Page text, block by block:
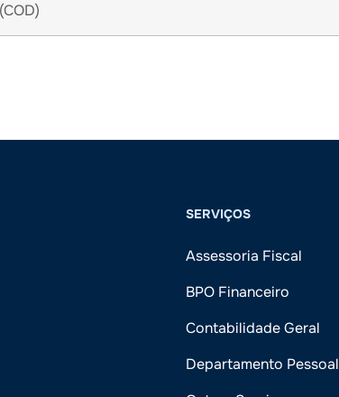
SERVIÇOS
Assessoria Fiscal
BPO Financeiro
Contabilidade Geral
Departamento Pessoal